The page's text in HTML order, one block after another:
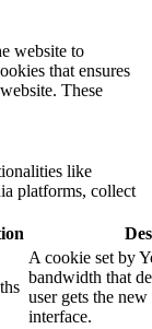
website to
that ensures
These
like
platforms, collect
A cookie set by
bandwidth that
user gets the
interface.